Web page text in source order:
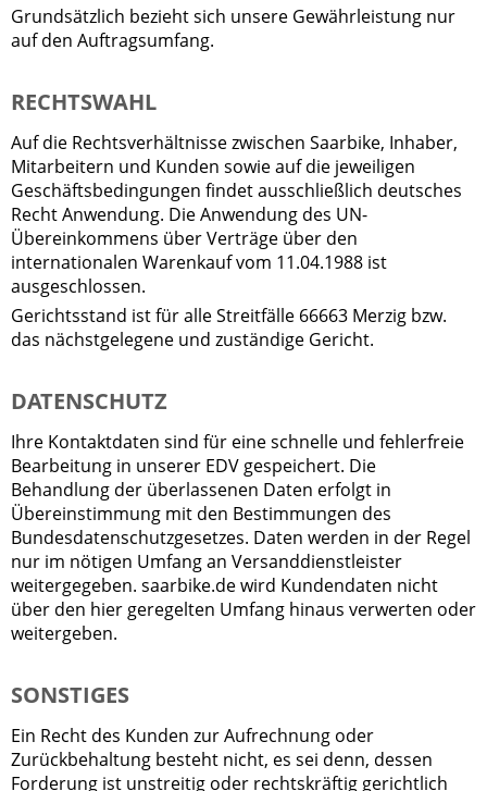
Grundsätzlich bezieht sich unsere Gewährleistung nur
auf den Auftragsumfang.
RECHTSWAHL
Auf die Rechtsverhältnisse zwischen Saarbike, Inhaber,
Mitarbeitern und Kunden sowie auf die jeweiligen
Geschäftsbedingungen findet ausschließlich deutsches
Recht Anwendung. Die Anwendung des UN-
Übereinkommens über Verträge über den
internationalen Warenkauf vom 11.04.1988 ist
ausgeschlossen.
Gerichtsstand ist für alle Streitfälle 66663 Merzig bzw.
das nächstgelegene und zuständige Gericht.
DATENSCHUTZ
Ihre Kontaktdaten sind für eine schnelle und fehlerfreie
Bearbeitung in unserer EDV gespeichert. Die
Behandlung der überlassenen Daten erfolgt in
Übereinstimmung mit den Bestimmungen des
Bundesdatenschutzgesetzes. Daten werden in der Regel
nur im nötigen Umfang an Versanddienstleister
weitergegeben. saarbike.de wird Kundendaten nicht
über den hier geregelten Umfang hinaus verwerten oder
weitergeben.
SONSTIGES
Ein Recht des Kunden zur Aufrechnung oder
Zurückbehaltung besteht nicht, es sei denn, dessen
Forderung ist unstreitig oder rechtskräftig gerichtlich